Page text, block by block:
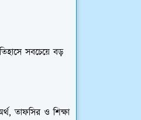
সবচেয়ে বড়
তাফসির ও শিক্ষা